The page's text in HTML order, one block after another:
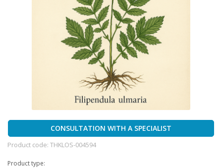
CONSULTATION WITH A SPECIALIST
Product code: THKLOS-004594
Product type: